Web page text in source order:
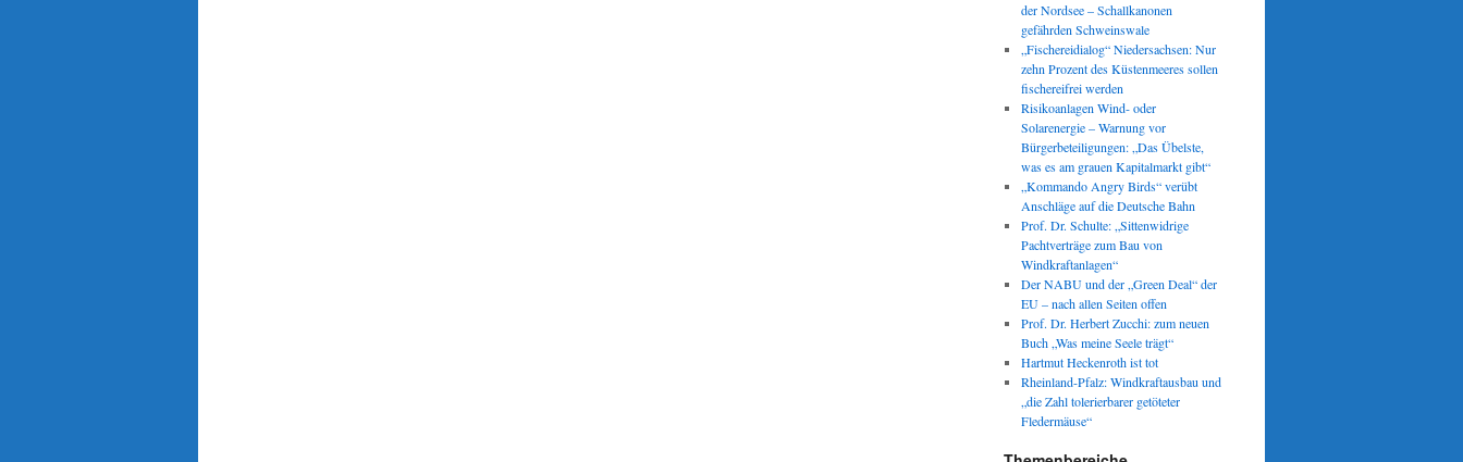
der Nordsee – Schallkanonen
gefährden Schweinswale
„Fischereidialog“ Niedersachsen: Nur
zehn Prozent des Küstenmeeres sollen
fischereifrei werden
Risikoanlagen Wind- oder
Solarenergie – Warnung vor
Bürgerbeteiligungen: „Das Übelste,
was es am grauen Kapitalmarkt gibt“
„Kommando Angry Birds“ verübt
Anschläge auf die Deutsche Bahn
Prof. Dr. Schulte: „Sittenwidrige
Pachtverträge zum Bau von
Windkraftanlagen“
Der NABU und der „Green Deal“ der
EU – nach allen Seiten offen
Prof. Dr. Herbert Zucchi: zum neuen
Buch „Was meine Seele trägt“
Hartmut Heckenroth ist tot
Rheinland-Pfalz: Windkraftausbau und
„die Zahl tolerierbarer getöteter
Fledermäuse“